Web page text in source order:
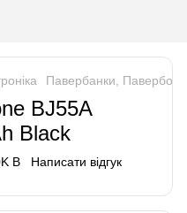
Павербанки,
BJ55A
Black
B Написати відгук